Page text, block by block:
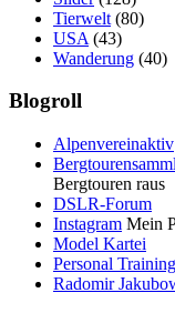
Tierwelt (80)
USA (43)
Wanderung (40)
Blogroll
Alpenvereinaktiv
Bergtouren raus
DSLR-Forum
Instagram Mein
Model Kartei
Personal Training
Radomir